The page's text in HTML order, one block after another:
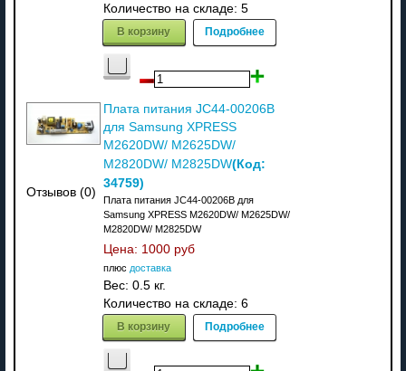
Количество на складе: 5
В корзину Подробнее
Отзывов (0)
Плата питания JC44-00206B
для Samsung XPRESS
M2620DW/ M2625DW/
M2820DW/ M2825DW(Код:
34759)
Плата питания JC44-00206B для
Samsung XPRESS M2620DW/ M2625DW/
M2820DW/ M2825DW
Цена: 1000 руб
плюс доставка
Вес: 0.5 кг.
Количество на складе: 6
В корзину Подробнее